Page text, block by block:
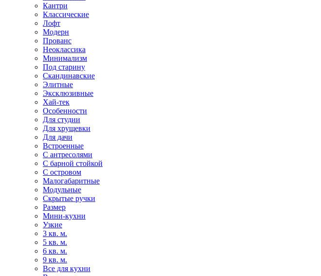
Кантри
Классические
Лофт
Модерн
Прованс
Неоклассика
Минимализм
Под старину
Скандинавские
Элитные
Эксклюзивные
Хай-тек
Особенности
Для студии
Для хрущевки
Для дачи
Встроенные
С антресолями
С барной стойкой
С островом
Малогабаритные
Модульные
Скрытые ручки
Размер
Мини-кухни
Узкие
3 кв. м.
5 кв. м.
6 кв. м.
9 кв. м.
Все для кухни